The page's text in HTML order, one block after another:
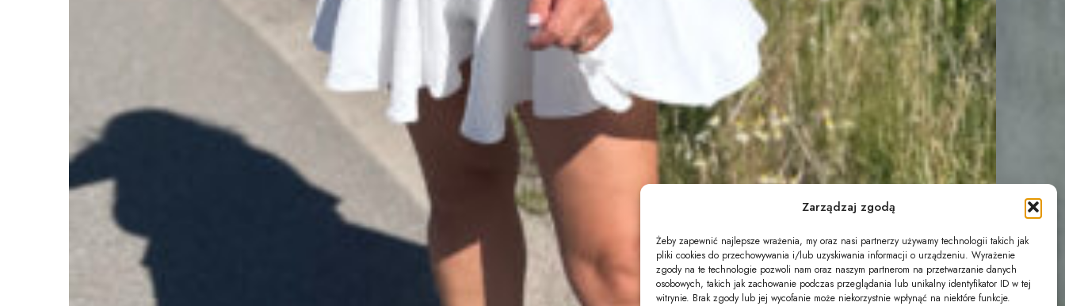
Zarządzaj zgodą
Żeby zapewnić najlepsze wrażenia, my oraz nasi partnerzy używamy technologii takich jak
pliki cookies do przechowywania i/lub uzyskiwania informacji o urządzeniu. Wyrażenie
zgody na te technologie pozwoli nam oraz naszym partnerom na przetwarzanie danych
osobowych, takich jak zachowanie podczas przeglądania lub unikalny identyfikator ID w tej
witrynie. Brak zgody lub jej wycofanie może niekorzystnie wpłynąć na niektóre funkcje.